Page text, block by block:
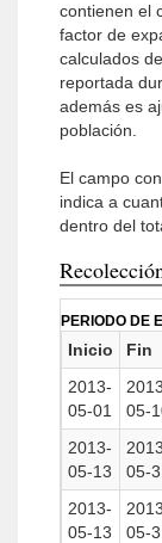
contienen el
factor de
calculados
reportada
además es
población.
El campo
indica a
dentro del
PERIODO DE
Inicio Fin
2013-
05-01
05-
2013-
05-13
05-
2013-
05-13
05-